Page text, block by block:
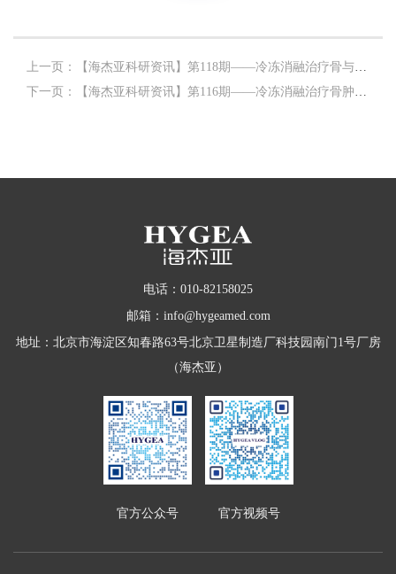
上一页：【海杰亚科研资讯】第118期——冷冻消融治疗骨与软组织肿瘤专题
下一页：【海杰亚科研资讯】第116期——冷冻消融治疗骨肿瘤专题
电话：010-82158025
邮箱：info@hygeamed.com
地址：北京市海淀区知春路63号北京卫星制造厂科技园南门1号厂房
（海杰亚）
官方公众号 官方视频号